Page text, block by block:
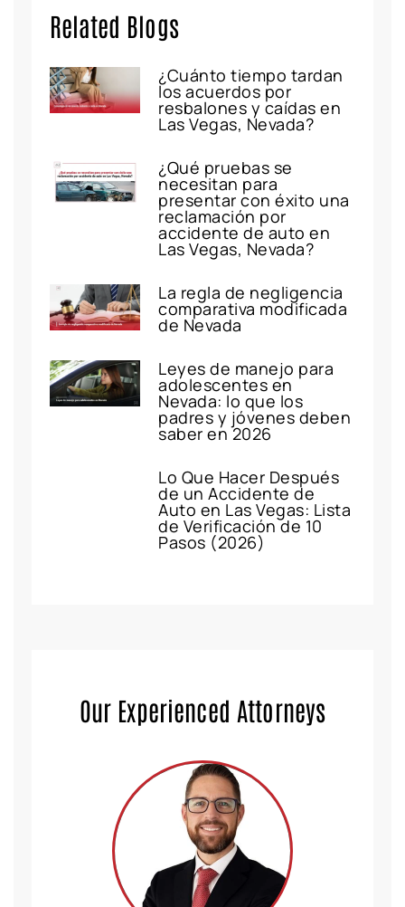
Related Blogs
¿Cuánto tiempo tardan
los acuerdos por
resbalones y caídas en
Las Vegas, Nevada?
¿Qué pruebas se
necesitan para
presentar con éxito una
reclamación por
accidente de auto en
Las Vegas, Nevada?
La regla de negligencia
comparativa modificada
de Nevada
Leyes de manejo para
adolescentes en
Nevada: lo que los
padres y jóvenes deben
saber en 2026
Lo Que Hacer Después
de un Accidente de
Auto en Las Vegas: Lista
de Verificación de 10
Pasos (2026)
Our Experienced Attorneys